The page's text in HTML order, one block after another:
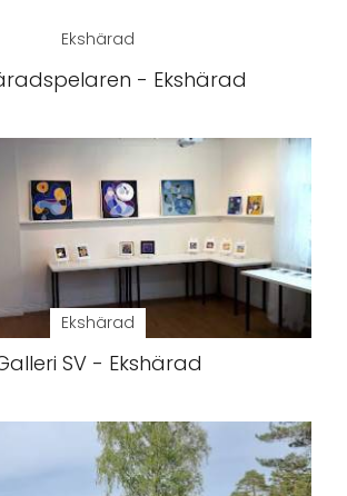
Ekshärad
- Ekshärad
Ekshärad
SV - Ekshärad